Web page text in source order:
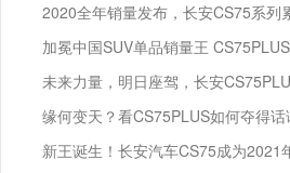
2020全年销量发布，长安CS75系列
加冕中国SUV单品销量王
未来力量，明日座驾，长安
缘何变天？看CS75PLUS如何夺得话
新王诞生！长安汽车CS75成为2021